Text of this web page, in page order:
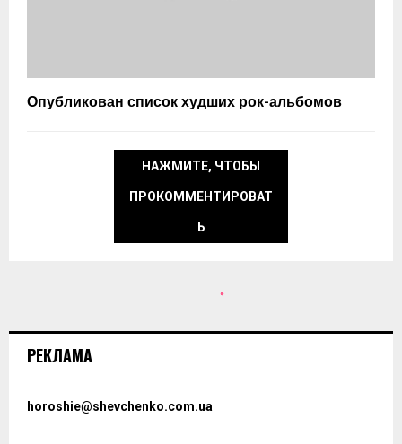
Опубликован список худших рок-альбомов
НАЖМИТЕ, ЧТОБЫ
ПРОКОММЕНТИРОВАТ
Ь
Лучшие обменники криптовалюты:
рейтинг с наименьшей комиссией